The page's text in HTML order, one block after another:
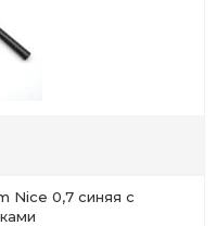
Nice 0,7 синяя с